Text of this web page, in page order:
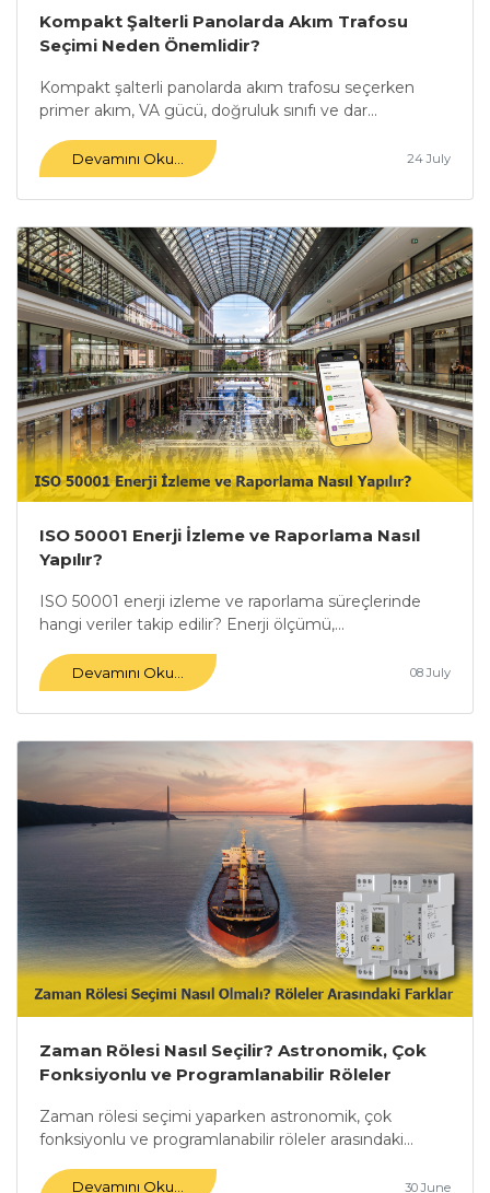
Kompakt Şalterli Panolarda Akım Trafosu
Seçimi Neden Önemlidir?
Kompakt şalterli panolarda akım trafosu seçerken
primer akım, VA gücü, doğruluk sınıfı ve dar...
Devamını Oku... 24 July
ISO 50001 Enerji İzleme ve Raporlama Nasıl
Yapılır?
ISO 50001 enerji izleme ve raporlama süreçlerinde
hangi veriler takip edilir? Enerji ölçümü,...
Devamını Oku... 08 July
Zaman Rölesi Nasıl Seçilir? Astronomik, Çok
Fonksiyonlu ve Programlanabilir Röleler
Zaman rölesi seçimi yaparken astronomik, çok
fonksiyonlu ve programlanabilir röleler arasındaki...
Devamını Oku... 30 June